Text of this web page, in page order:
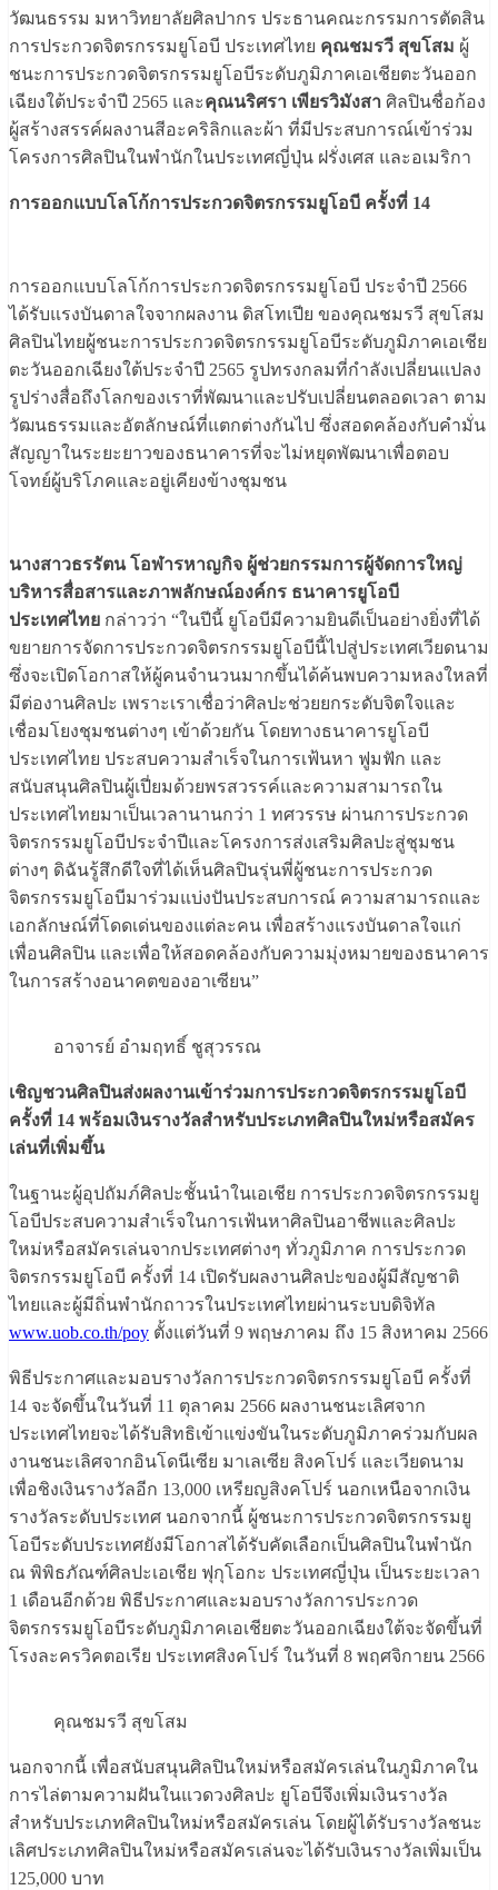
วัฒนธรรม มหาวิทยาลัยศิลปากร ประธานคณะกรรมการตัดสิน
การประกวดจิตรกรรมยูโอบี ประเทศไทย คุณชมรวี สุขโสม ผู้
ชนะการประกวดจิตรกรรมยูโอบีระดับภูมิภาคเอเชียตะวันออก
เฉียงใต้ประจำปี 2565 และคุณนริศรา เพียรวิมังสา ศิลปินชื่อก้อง
ผู้สร้างสรรค์ผลงานสีอะคริลิกและผ้า ที่มีประสบการณ์เข้าร่วม
โครงการศิลปินในพำนักในประเทศญี่ปุ่น ฝรั่งเศส และอเมริกา
การออกแบบโลโก้การประกวดจิตรกรรมยูโอบี ครั้งที่ 14
การออกแบบโลโก้การประกวดจิตรกรรมยูโอบี ประจำปี 2566
ได้รับแรงบันดาลใจจากผลงาน ดิสโทเปีย ของคุณชมรวี สุขโสม
ศิลปินไทยผู้ชนะการประกวดจิตรกรรมยูโอบีระดับภูมิภาคเอเชีย
ตะวันออกเฉียงใต้ประจำปี 2565 รูปทรงกลมที่กำลังเปลี่ยนแปลง
รูปร่างสื่อถึงโลกของเราที่พัฒนาและปรับเปลี่ยนตลอดเวลา ตาม
วัฒนธรรมและอัตลักษณ์ที่แตกต่างกันไป ซึ่งสอดคล้องกับคำมั่น
สัญญาในระยะยาวของธนาคารที่จะไม่หยุดพัฒนาเพื่อตอบ
โจทย์ผู้บริโภคและอยู่เคียงข้างชุมชน
นางสาวธรรัตน โอฬารหาญกิจ ผู้ช่วยกรรมการผู้จัดการใหญ่
บริหารสื่อสารและภาพลักษณ์องค์กร ธนาคารยูโอบี
ประเทศไทย กล่าวว่า “ในปีนี้ ยูโอบีมีความยินดีเป็นอย่างยิ่งที่ได้
ขยายการจัดการประกวดจิตรกรรมยูโอบีนี้ไปสู่ประเทศเวียดนาม
ซึ่งจะเปิดโอกาสให้ผู้คนจำนวนมากขึ้นได้ค้นพบความหลงใหลที่
มีต่องานศิลปะ เพราะเราเชื่อว่าศิลปะช่วยยกระดับจิตใจและ
เชื่อมโยงชุมชนต่างๆ เข้าด้วยกัน โดยทางธนาคารยูโอบี
ประเทศไทย ประสบความสำเร็จในการเฟ้นหา ฟูมฟัก และ
สนับสนุนศิลปินผู้เปี่ยมด้วยพรสวรรค์และความสามารถใน
ประเทศไทยมาเป็นเวลานานกว่า 1 ทศวรรษ ผ่านการประกวด
จิตรกรรมยูโอบีประจำปีและโครงการส่งเสริมศิลปะสู่ชุมชน
ต่างๆ ดิฉันรู้สึกดีใจที่ได้เห็นศิลปินรุ่นพี่ผู้ชนะการประกวด
จิตรกรรมยูโอบีมาร่วมแบ่งปันประสบการณ์ ความสามารถและ
เอกลักษณ์ที่โดดเด่นของแต่ละคน เพื่อสร้างแรงบันดาลใจแก่
เพื่อนศิลปิน และเพื่อให้สอดคล้องกับความมุ่งหมายของธนาคาร
ในการสร้างอนาคตของอาเซียน”
อาจารย์ อำมฤทธิ์ ชูสุวรรณ
เชิญชวนศิลปินส่งผลงานเข้าร่วมการประกวดจิตรกรรมยูโอบี
ครั้งที่ 14 พร้อมเงินรางวัลสำหรับประเภทศิลปินใหม่หรือสมัคร
เล่นที่เพิ่มขึ้น
ในฐานะผู้อุปถัมภ์ศิลปะชั้นนำในเอเชีย การประกวดจิตรกรรมยู
โอบีประสบความสำเร็จในการเฟ้นหาศิลปินอาชีพและศิลปะ
ใหม่หรือสมัครเล่นจากประเทศต่างๆ ทั่วภูมิภาค การประกวด
จิตรกรรมยูโอบี ครั้งที่ 14 เปิดรับผลงานศิลปะของผู้มีสัญชาติ
ไทยและผู้มีถิ่นพำนักถาวรในประเทศไทยผ่านระบบดิจิทัล
www.uob.co.th/poy ตั้งแต่วันที่ 9 พฤษภาคม ถึง 15 สิงหาคม 2566
พิธีประกาศและมอบรางวัลการประกวดจิตรกรรมยูโอบี ครั้งที่
14 จะจัดขึ้นในวันที่ 11 ตุลาคม 2566 ผลงานชนะเลิศจาก
ประเทศไทยจะได้รับสิทธิเข้าแข่งขันในระดับภูมิภาคร่วมกับผล
งานชนะเลิศจากอินโดนีเซีย มาเลเซีย สิงคโปร์ และเวียดนาม
เพื่อชิงเงินรางวัลอีก 13,000 เหรียญสิงคโปร์ นอกเหนือจากเงิน
รางวัลระดับประเทศ นอกจากนี้ ผู้ชนะการประกวดจิตรกรรมยู
โอบีระดับประเทศยังมีโอกาสได้รับคัดเลือกเป็นศิลปินในพำนัก
ณ พิพิธภัณฑ์ศิลปะเอเชีย ฟุกุโอกะ ประเทศญี่ปุ่น เป็นระยะเวลา
1 เดือนอีกด้วย พิธีประกาศและมอบรางวัลการประกวด
จิตรกรรมยูโอบีระดับภูมิภาคเอเชียตะวันออกเฉียงใต้จะจัดขึ้นที่
โรงละครวิคตอเรีย ประเทศสิงคโปร์ ในวันที่ 8 พฤศจิกายน 2566
คุณชมรวี สุขโสม
นอกจากนี้ เพื่อสนับสนุนศิลปินใหม่หรือสมัครเล่นในภูมิภาคใน
การไล่ตามความฝันในแวดวงศิลปะ ยูโอบีจึงเพิ่มเงินรางวัล
สำหรับประเภทศิลปินใหม่หรือสมัครเล่น โดยผู้ได้รับรางวัลชนะ
เลิศประเภทศิลปินใหม่หรือสมัครเล่นจะได้รับเงินรางวัลเพิ่มเป็น
125,000 บาท